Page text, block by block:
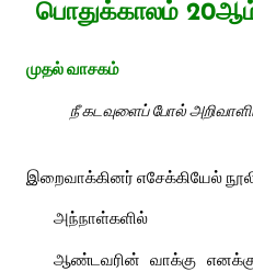
பொதுக்காலம்
முதல் வாசகம்
நீ கடவுளைப் போல்
இறைவாக்கினர் எசேக்கியேல்
அந்நாள்களில்
ஆண்டவரின் வாக்கு